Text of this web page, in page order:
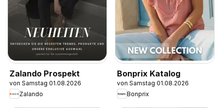
Zalando Prospekt
von Samstag 01.08.2026
Zalando
Bonprix Katalog
von Samstag 01.08.2026
Bonprix